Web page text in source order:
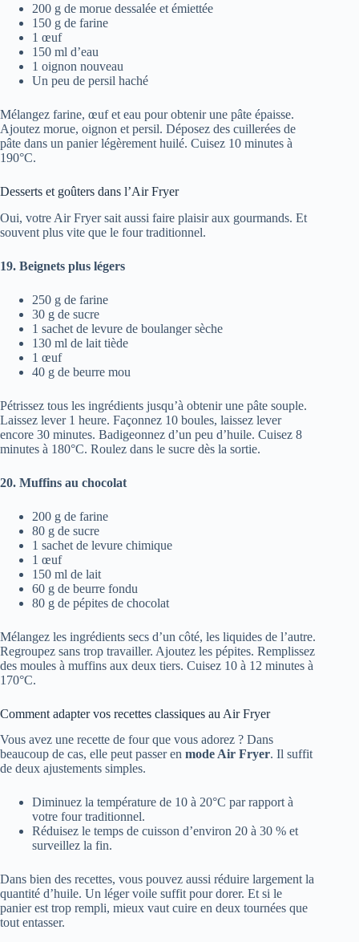
200 g de morue dessalée et émiettée
150 g de farine
1 œuf
150 ml d’eau
1 oignon nouveau
Un peu de persil haché
Mélangez farine, œuf et eau pour obtenir une pâte épaisse.
Ajoutez morue, oignon et persil. Déposez des cuillerées de
pâte dans un panier légèrement huilé. Cuisez 10 minutes à
190°C.
Desserts et goûters dans l’Air Fryer
Oui, votre Air Fryer sait aussi faire plaisir aux gourmands. Et
souvent plus vite que le four traditionnel.
19. Beignets plus légers
250 g de farine
30 g de sucre
1 sachet de levure de boulanger sèche
130 ml de lait tiède
1 œuf
40 g de beurre mou
Pétrissez tous les ingrédients jusqu’à obtenir une pâte souple.
Laissez lever 1 heure. Façonnez 10 boules, laissez lever
encore 30 minutes. Badigeonnez d’un peu d’huile. Cuisez 8
minutes à 180°C. Roulez dans le sucre dès la sortie.
20. Muffins au chocolat
200 g de farine
80 g de sucre
1 sachet de levure chimique
1 œuf
150 ml de lait
60 g de beurre fondu
80 g de pépites de chocolat
Mélangez les ingrédients secs d’un côté, les liquides de l’autre.
Regroupez sans trop travailler. Ajoutez les pépites. Remplissez
des moules à muffins aux deux tiers. Cuisez 10 à 12 minutes à
170°C.
Comment adapter vos recettes classiques au Air Fryer
Vous avez une recette de four que vous adorez ? Dans
beaucoup de cas, elle peut passer en mode Air Fryer. Il suffit
de deux ajustements simples.
Diminuez la température de 10 à 20°C par rapport à
votre four traditionnel.
Réduisez le temps de cuisson d’environ 20 à 30 % et
surveillez la fin.
Dans bien des recettes, vous pouvez aussi réduire largement la
quantité d’huile. Un léger voile suffit pour dorer. Et si le
panier est trop rempli, mieux vaut cuire en deux tournées que
tout entasser.